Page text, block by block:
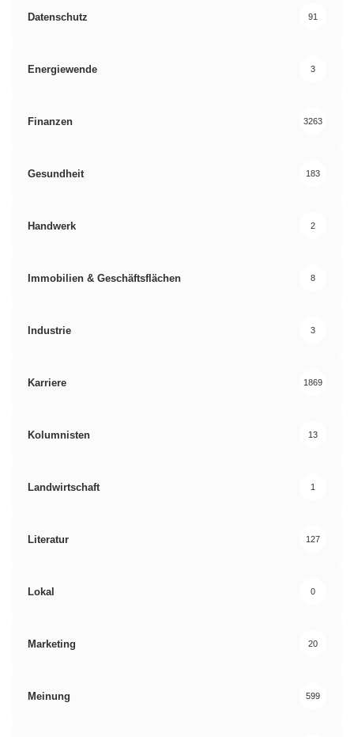
Datenschutz 91
Energiewende 3
Finanzen 3263
Gesundheit 183
Handwerk 2
Immobilien & Geschäftsflächen 8
Industrie 3
Karriere 1869
Kolumnisten 13
Landwirtschaft 1
Literatur 127
Lokal 0
Marketing 20
Meinung 599